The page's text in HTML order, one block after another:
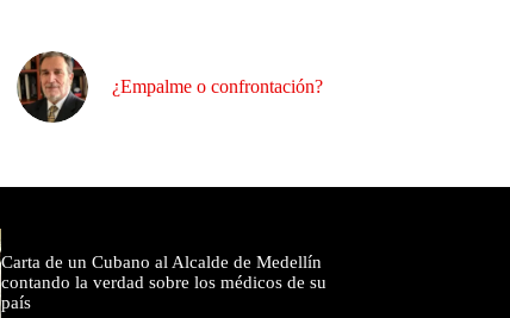
¿Empalme o confrontación?
Carta de un Cubano al Alcalde de Medellín
contando la verdad sobre los médicos de su
país